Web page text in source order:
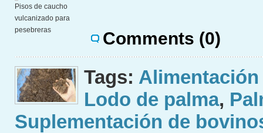
Pisos de caucho
vulcanizado para
pesebreras
Comments (0)
Tags:
Lodo de palma,
Suplementación de